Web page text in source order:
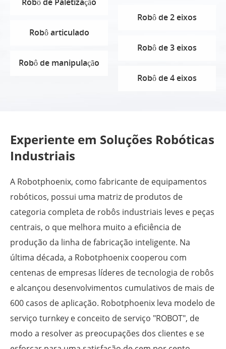
Robô articulado
Robô de manipulação
Robô de 2 eixos
Robô de 3 eixos
Robô de 4 eixos
Experiente em Soluções Robóticas
Industriais
A Robotphoenix, como fabricante de equipamentos
robóticos, possui uma matriz de produtos de
categoria completa de robôs industriais leves e peças
centrais, o que melhora muito a eficiência de
produção da linha de fabricação inteligente. Na
última década, a Robotphoenix cooperou com
centenas de empresas líderes de tecnologia de robôs
e alcançou desenvolvimentos cumulativos de mais de
600 casos de aplicação. Robotphoenix leva modelo de
serviço turnkey e conceito de serviço "ROBOT", de
modo a resolver as preocupações dos clientes e se